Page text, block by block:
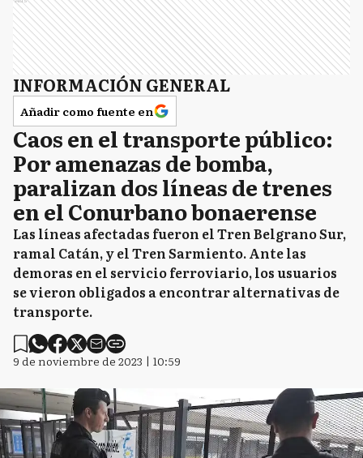
INFORMACIÓN GENERAL
Añadir como fuente en
Caos en el transporte público:
Por amenazas de bomba,
paralizan dos líneas de trenes
en el Conurbano bonaerense
Las líneas afectadas fueron el Tren Belgrano Sur,
ramal Catán, y el Tren Sarmiento. Ante las
demoras en el servicio ferroviario, los usuarios
se vieron obligados a encontrar alternativas de
transporte.
9 de noviembre de 2023 | 10:59